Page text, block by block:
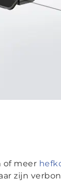
of meer
zijn